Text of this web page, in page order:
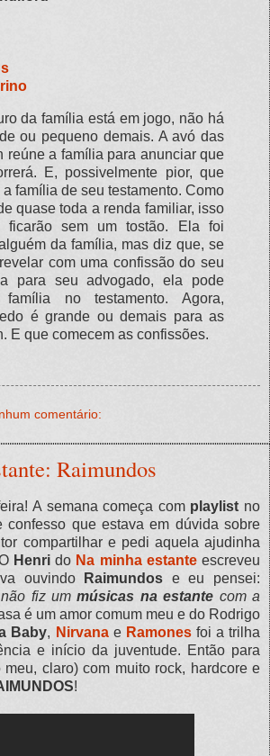
da família está em jogo, não há
ou pequeno demais. A avó das
reúne a família para anunciar que
E, possivelmente pior, que
a família de seu testamento. Como
quase toda a renda familiar, isso
ficarão sem um tostão. Ela foi
da família, mas diz que, se
com uma confissão do seu
para seu advogado, ela pode
no testamento. Agora,
é grande ou demais para as
E que comecem as confissões.
comentário:
Raimundos
A semana começa com playlist no
que estava em dúvida sobre
compartilhar e pedi aquela ajudinha
Henrido Na minha estanteescreveu
ouvindo
Raimundos e eu pensei:
não fiz ummúsicas na estante com a
é um amor comum meu e do Rodrigo
Baby, Nirvanae Ramonesfoi a trilha
e início da juventude. Então para
claro) com muito rock, hardcore e
!